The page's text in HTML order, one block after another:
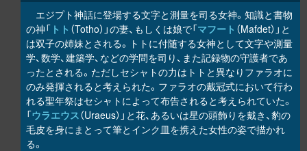
エジプト神話に登場する文字と測量を司る女神。知識と書物
の神「 トト （Totho）」の妻、もしくは娘で「マフート （Mafdet）」と
は双子の姉妹とされる。トトに付随する女神として文字や測量
学、数学、建築学、などの学問を司り、また記録物の守護者であ
ったとされる。ただしセシャトの力はトトと異なりファラオに
のみ発揮されると考えられた。ファラオの戴冠式において行わ
れる聖年祭はセシャトによって布告されると考えられていた。
「ウラエウス（Uraeus）」と花、あるいは星の頭飾りを戴き、豹の
毛皮を身にまとって筆とインク皿を携えた女性の姿で描かれ
る。